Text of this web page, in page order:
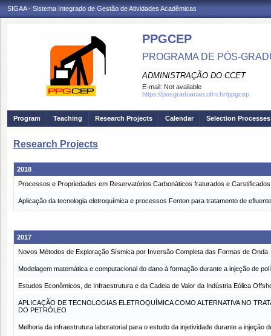
SIGAA - Sistema Integrado de Gestão de Atividades Acadêmicas
PPGCEP
PROGRAMA DE PÓS-
ADMINISTRAÇÃO DO CCET
E-mail: Not available
https://posgraduacao.ufrn.br/ppgcep
Program Teaching Research Projects Calendar Selection Processes
Research Projects
2018
Processos e Propriedades em Reservatórios Carbonáticos fraturados e
Aplicação da tecnologia eletroquímica e processos Fenton para tratamento de
2017
Novos Métodos de Exploração Sísmica por Inversão Completa das Formas de Onda
Modelagem matemática e computacional do dano à formação durante a injeção de
Estudos Econômicos, de Infraestrutura e da Cadeia de Valor da Indústria Eólica
APLICAÇÃO DE TECNOLOGIAS ELETROQUÍMICA COMO ALTERNATIVA NO
DO PETRÓLEO
Melhoria da infraestrutura laboratorial para o estudo da injetividade durante a injeção